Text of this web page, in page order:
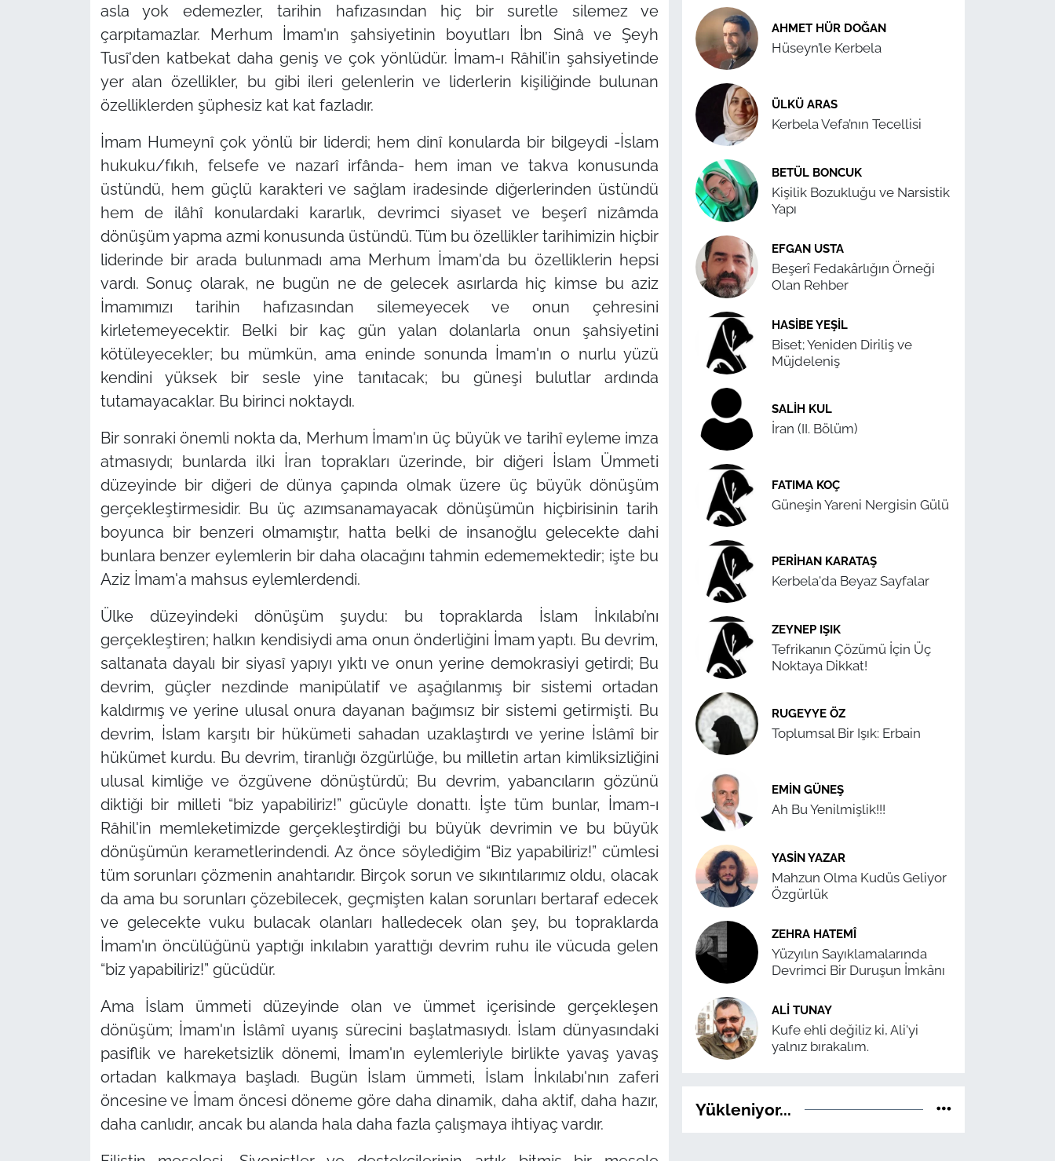
asla yok edemezler, tarihin hafızasından hiç bir suretle silemez ve
çarpıtamazlar. Merhum İmam'ın şahsiyetinin boyutları İbn Sinâ ve Şeyh
Tusî'den katbekat daha geniş ve çok yönlüdür. İmam-ı Râhil’in şahsiyetinde
yer alan özellikler, bu gibi ileri gelenlerin ve liderlerin kişiliğinde bulunan
özelliklerden şüphesiz kat kat fazladır.
İmam Humeynî çok yönlü bir liderdi; hem dinî konularda bir bilgeydi -İslam
hukuku/fıkıh, felsefe ve nazarî irfânda- hem iman ve takva konusunda
üstündü, hem güçlü karakteri ve sağlam iradesinde diğerlerinden üstündü
hem de ilâhî konulardaki kararlık, devrimci siyaset ve beşerî nizâmda
dönüşüm yapma azmi konusunda üstündü. Tüm bu özellikler tarihimizin hiçbir
liderinde bir arada bulunmadı ama Merhum İmam'da bu özelliklerin hepsi
vardı. Sonuç olarak, ne bugün ne de gelecek asırlarda hiç kimse bu aziz
İmamımızı tarihin hafızasından silemeyecek ve onun çehresini
kirletemeyecektir. Belki bir kaç gün yalan dolanlarla onun şahsiyetini
kötüleyecekler; bu mümkün, ama eninde sonunda İmam'ın o nurlu yüzü
kendini yüksek bir sesle yine tanıtacak; bu güneşi bulutlar ardında
tutamayacaklar. Bu birinci noktaydı.
Bir sonraki önemli nokta da, Merhum İmam'ın üç büyük ve tarihî eyleme imza
atmasıydı; bunlarda ilki İran toprakları üzerinde, bir diğeri İslam Ümmeti
düzeyinde bir diğeri de dünya çapında olmak üzere üç büyük dönüşüm
gerçekleştirmesidir. Bu üç azımsanamayacak dönüşümün hiçbirisinin tarih
boyunca bir benzeri olmamıştır, hatta belki de insanoğlu gelecekte dahi
bunlara benzer eylemlerin bir daha olacağını tahmin edememektedir; işte bu
Aziz İmam'a mahsus eylemlerdendi.
Ülke düzeyindeki dönüşüm şuydu: bu topraklarda İslam İnkılabı’nı
gerçekleştiren; halkın kendisiydi ama onun önderliğini İmam yaptı. Bu devrim,
saltanata dayalı bir siyasî yapıyı yıktı ve onun yerine demokrasiyi getirdi; Bu
devrim, güçler nezdinde manipülatif ve aşağılanmış bir sistemi ortadan
kaldırmış ve yerine ulusal onura dayanan bağımsız bir sistemi getirmişti. Bu
devrim, İslam karşıtı bir hükümeti sahadan uzaklaştırdı ve yerine İslâmî bir
hükümet kurdu. Bu devrim, tiranlığı özgürlüğe, bu milletin artan kimliksizliğini
ulusal kimliğe ve özgüvene dönüştürdü; Bu devrim, yabancıların gözünü
diktiği bir milleti “biz yapabiliriz!” gücüyle donattı. İşte tüm bunlar, İmam-ı
Râhil'in memleketimizde gerçekleştirdiği bu büyük devrimin ve bu büyük
dönüşümün kerametlerindendi. Az önce söylediğim “Biz yapabiliriz!” cümlesi
tüm sorunları çözmenin anahtarıdır. Birçok sorun ve sıkıntılarımız oldu, olacak
da ama bu sorunları çözebilecek, geçmişten kalan sorunları bertaraf edecek
ve gelecekte vuku bulacak olanları halledecek olan şey, bu topraklarda
İmam'ın öncülüğünü yaptığı inkılabın yarattığı devrim ruhu ile vücuda gelen
“biz yapabiliriz!” gücüdür.
Ama İslam ümmeti düzeyinde olan ve ümmet içerisinde gerçekleşen
dönüşüm; İmam'ın İslâmî uyanış sürecini başlatmasıydı. İslam dünyasındaki
pasiflik ve hareketsizlik dönemi, İmam'ın eylemleriyle birlikte yavaş yavaş
ortadan kalkmaya başladı. Bugün İslam ümmeti, İslam İnkılabı'nın zaferi
öncesine ve İmam öncesi döneme göre daha dinamik, daha aktif, daha hazır,
daha canlıdır, ancak bu alanda hala daha fazla çalışmaya ihtiyaç vardır.
AHMET HÜR DOĞAN
Hüseyn’le Kerbela
ÜLKÜ ARAS
Kerbela Vefa’nın Tecellisi
BETÜL BONCUK
Kişilik Bozukluğu ve Narsistik
Yapı
EFGAN USTA
Beşerî Fedakârlığın Örneği
Olan Rehber
HASIBE YEŞIL
Biset; Yeniden Diriliş ve
Müjdeleniş
SALIH KUL
İran (II. Bölüm)
FATIMA KOÇ
Güneşin Yareni Nergisin Gülü
PERIHAN KARATAŞ
Kerbela'da Beyaz Sayfalar
ZEYNEP IŞIK
Tefrikanın Çözümü İçin Üç
Noktaya Dikkat!
RUGEYYE ÖZ
Toplumsal Bir Işık: Erbain
EMIN GÜNEŞ
Ah Bu Yenilmişlik!!!
YASIN YAZAR
Mahzun Olma Kudüs Geliyor
Özgürlük
ZEHRA HATEMÎ
Yüzyılın Sayıklamalarında
Devrimci Bir Duruşun İmkânı
ALI TUNAY
Kufe ehli değiliz ki, Ali'yi
yalnız bırakalım.
Yükleniyor...